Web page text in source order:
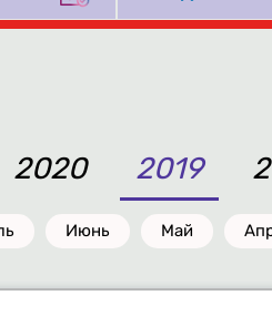
2020 2019
Июнь Май